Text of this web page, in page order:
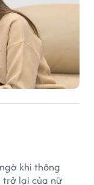
khi thông
trở lại của nữ